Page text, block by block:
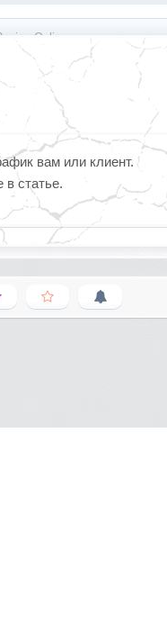
Online
вам или клиент.
в статье.